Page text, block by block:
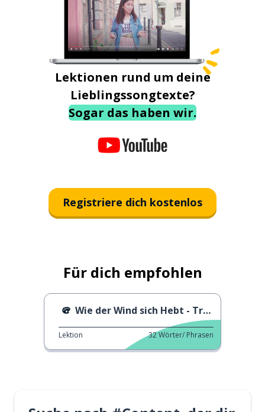
Lektionen rund um deine
Lieblingssongtexte?
Sogar das haben wir.
Registriere dich kostenlos
Für dich empfohlen
Wie der Wind sich Hebt - Trailer
Lektion 32Wörter/ Phrasen